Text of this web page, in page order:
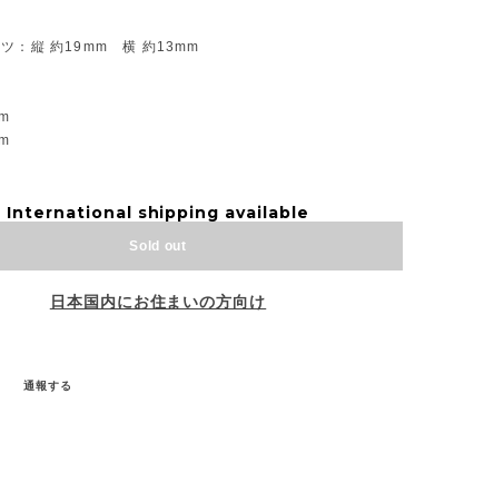
ツ：縦 約19mm 横 約13mm
International shipping available
Sold out
日本国内にお住まいの方向け
通報する